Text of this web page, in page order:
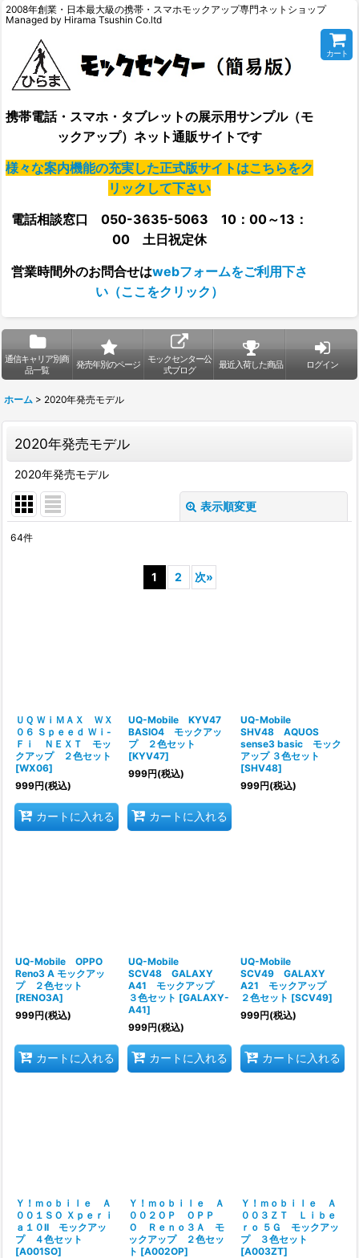
2008年創業・日本最大級の携帯・スマホモックアップ専門ネットショップ
Managed by Hirama Tsushin Co.ltd
携帯電話・スマホ・タブレットの展示用サンプル（モ
ックアップ）ネット通販サイトです
様々な案内機能の充実した正式版サイトはこちらをク
リックして下さい
電話相談窓口 050-3635-5063 10：00～13：
00 土日祝定休
営業時間外のお問合せはwebフォームをご利用下さ
い（ここをクリック）
カート
通信キャリア別商
品一覧
発売年別のページ
モックセンター公
式ブログ
最近入荷した商品 ログイン
ホーム > 2020年発売モデル
2020年発売モデル
2020年発売モデル
表示順変更
64件
1 2 次»
ＵＱ ＷｉＭＡＸ ＷＸ
０６ Ｓｐｅｅｄ Ｗｉ-
Ｆｉ ＮＥＸＴ モッ
クアップ ２色セット
[WX06]
999円(税込)
カートに入れる
UQ-Mobile KYV47
BASIO4 モックアッ
プ ２色セット
[KYV47]
999円(税込)
カートに入れる
UQ-Mobile
SHV48 AQUOS
sense3 basic モック
アップ ３色セット
[SHV48]
999円(税込)
UQ-Mobile OPPO
Reno3 A モックアッ
プ ２色セット
[RENO3A]
999円(税込)
カートに入れる
UQ-Mobile
SCV48 GALAXY
A41 モックアップ
３色セット [GALAXY-
A41]
999円(税込)
カートに入れる
UQ-Mobile
SCV49 GALAXY
A21 モックアップ
２色セット [SCV49]
999円(税込)
カートに入れる
Ｙ！ｍｏｂｉｌｅ Ａ
００１ＳＯ Ｘｐｅｒｉ
ａ１０II モックアッ
プ ４色セット
[A001SO]
Ｙ！ｍｏｂｉｌｅ Ａ
００２ＯＰ ＯＰＰ
Ｏ Ｒｅｎｏ３Ａ モ
ックアップ ２色セッ
ト [A002OP]
Ｙ！ｍｏｂｉｌｅ Ａ
００３ＺＴ Ｌｉｂｅ
ｒｏ ５Ｇ モックアッ
プ ３色セット
[A003ZT]